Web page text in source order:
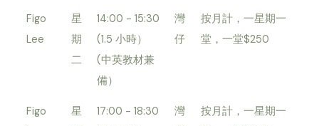
Figo
Lee
星
期
二
14:00 - 15:30
(1.5 小時）
(中英教材兼
備）
灣
仔
按月計，一星期一
堂，一堂$250
Figo
星
17:00 - 18:30
灣
按月計，一星期一